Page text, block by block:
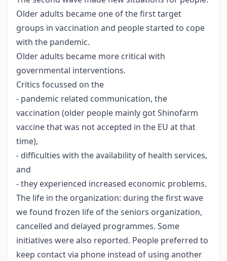
Older adults became one of the first target
groups in vaccination and people started to cope
with the pandemic.
Older adults became more critical with
governmental interventions.
Critics focussed on the
- pandemic related communication, the
vaccination (older people mainly got Shinofarm
vaccine that was not accepted in the EU at that
time),
- difficulties with the availability of health services,
and
- they experienced increased economic problems.
The life in the organization: during the first wave
we found frozen life of the seniors organization,
cancelled and delayed programmes. Some
initiatives were also reported. People preferred to
keep contact via phone instead of using another